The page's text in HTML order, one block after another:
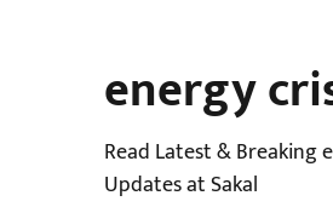
energy
Read Latest & Breaking
Updates at Sakal